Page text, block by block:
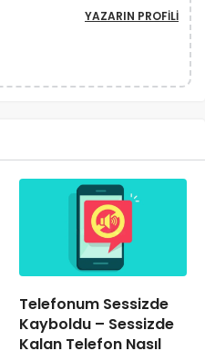
YAZARIN PROFILI
Telefonum Sessizde
Kayboldu – Sessizde
Kalan Telefon Nasıl